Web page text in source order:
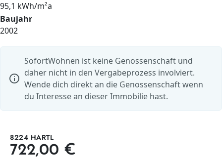
95,1 kWh/m²a
Baujahr
2002
info
SofortWohnen ist keine Genossenschaft und
daher nicht in den Vergabeprozess involviert.
Wende dich direkt an die Genossenschaft wenn
du Interesse an dieser Immobilie hast.
8224 HARTL
722,00 €